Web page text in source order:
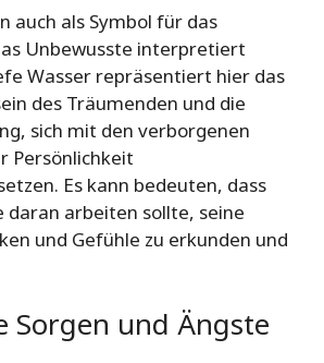
auch als Symbol für das
Unbewusste interpretiert
Wasser repräsentiert hier das
des Träumenden und die
sich mit den verborgenen
Persönlichkeit
Es kann bedeuten, dass
daran arbeiten sollte, seine
und Gefühle zu erkunden und
Sorgen und Ängste